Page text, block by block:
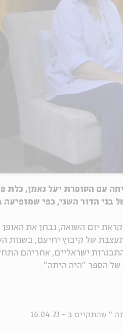
עם הסופרת יעל נאמן, כלת
בני הדור השני, כפי
יום השואה, נבחן את
של קיבוץ יחיעם,
ישראליים, אחריהם
הספר "היה היתה".
ב - 16.04.23